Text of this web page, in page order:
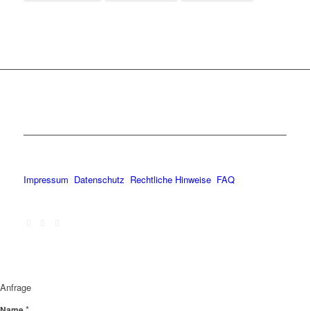
Impressum Datenschutz Rechtliche Hinweise FAQ
Anfrage